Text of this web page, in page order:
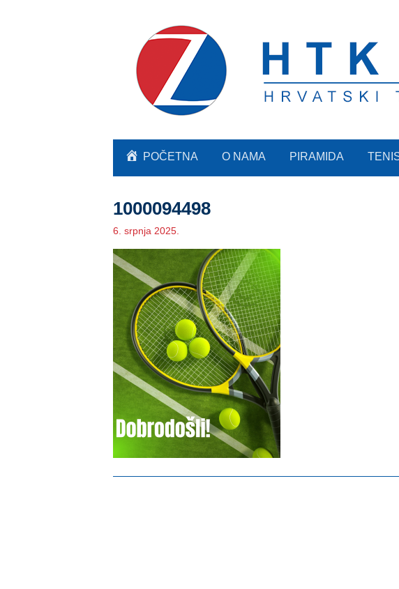
POČETNA O NAMA PIRAMIDA
1000094498
6. srpnja 2025.